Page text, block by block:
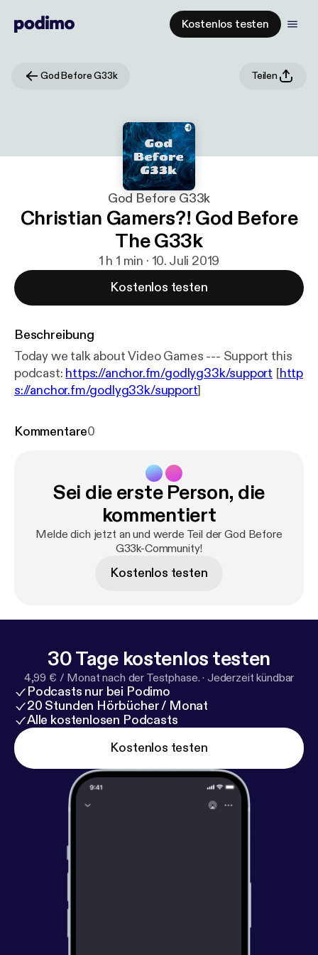
Kostenlos testen
God Before G33k Teilen
God Before G33k
Christian Gamers?! God Before
The G33k
1 h 1 min · 10. Juli 2019
Kostenlos testen
Beschreibung
Today we talk about Video Games --- Support this
podcast: https://anchor.fm/godlyg33k/support [http
s://anchor.fm/godlyg33k/support]
Kommentare0
Sei die erste Person, die
kommentiert
Melde dich jetzt an und werde Teil der God Before
G33k-Community!
Kostenlos testen
30 Tage kostenlos testen
4,99 € / Monat nach der Testphase. · Jederzeit kündbar
Podcasts nur bei Podimo
20 Stunden Hörbücher / Monat
Alle kostenlosen Podcasts
Kostenlos testen